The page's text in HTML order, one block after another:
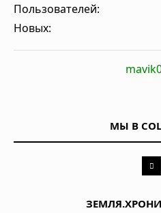
Пользователей:
Новых:
МЫ В